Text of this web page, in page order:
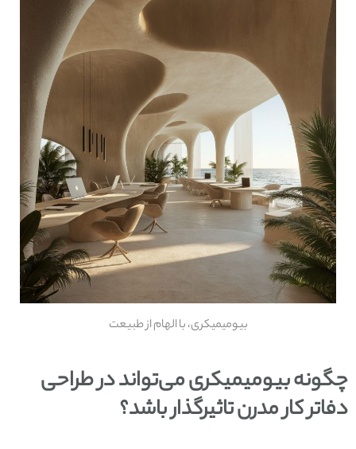
بیومیمیکری، با الهام از طبیعت
چگونه بیومیمیکری می‌تواند در طراحی
دفاتر کار مدرن تاثیرگذار باشد؟